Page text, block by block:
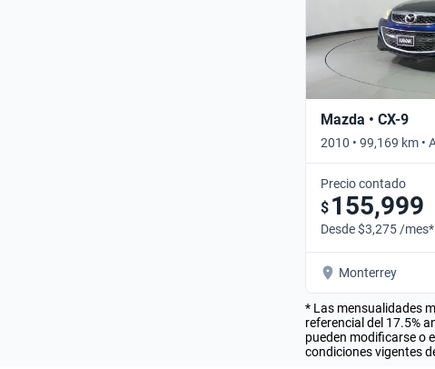
Mazda • CX-9
2010 • 99,169 km •
Precio contado
$ 155,999
Desde $3,275 /mes*
Monterrey
* Las mensualidades
referencial del 17.5%
pueden modificarse o
condiciones vigentes